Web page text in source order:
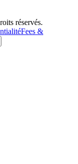
réservés.
Fees &